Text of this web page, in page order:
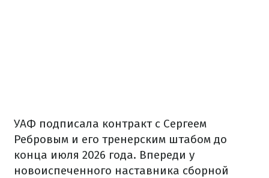
УАФ подписала контракт с Сергеем
Ребровым и его тренерским штабом до
конца июля 2026 года. Впереди у
новоиспеченного наставника сборной